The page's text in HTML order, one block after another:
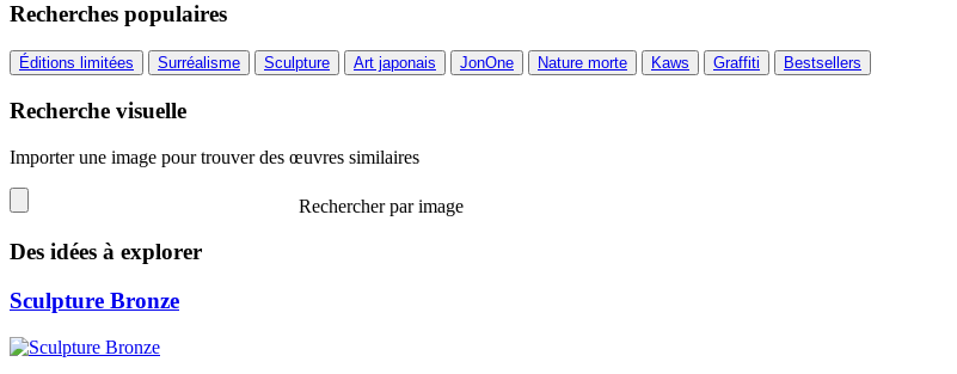
Recherches populaires
Éditions limitées Surréalisme Sculpture Art japonais JonOne Nature morte Kaws Graffiti Bestsellers
Recherche visuelle
Importer une image pour trouver des œuvres similaires
Rechercher par image
Des idées à explorer
Sculpture Bronze